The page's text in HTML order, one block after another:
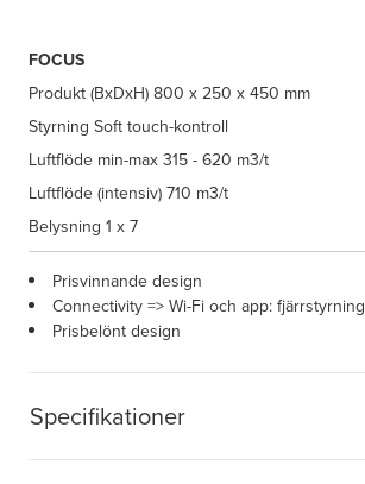
Specifikationer
FOCUS
Produkt (BxDxH)800 x 250 x 450 mm
Styrning Soft touch-kontroll
Luftflöde min-max315 - 620 m3/t
Luftflöde (intensiv)710 m3/t
Belysning 1 x 7
Prisvinnande design
Connectivity => Wi-Fi och app: fjärrstyrning
Prisbelönt design